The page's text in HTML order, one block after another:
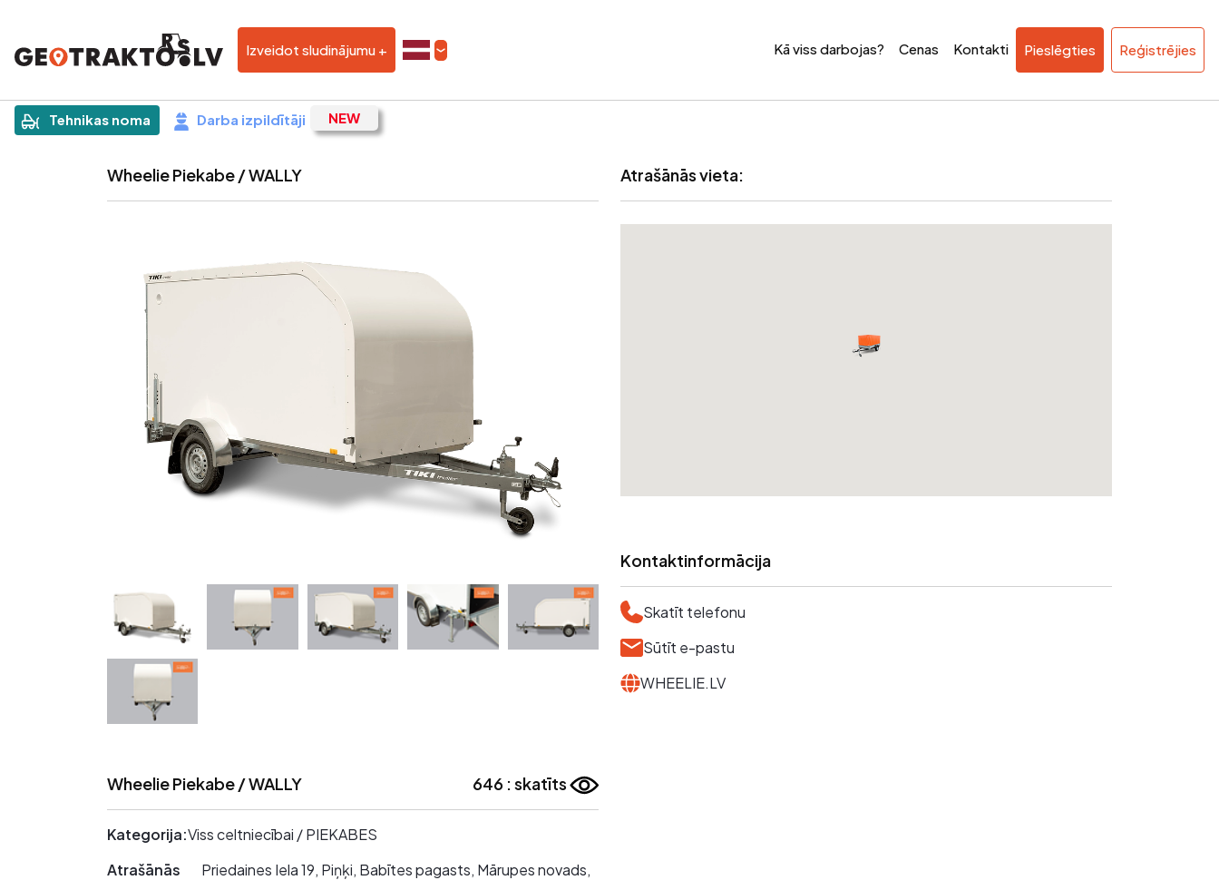
Izveidot sludinājumu + Kā viss darbojas? Cenas Kontakti Pieslēgties Reģistrējies
Tehnikas noma Darba izpildītāji
|Sludinājums
Wheelie Piekabe / WALLY
Wheelie Piekabe / WALLY 646 : skatīts
Kategorija:Viss celtniecībai / PIEKABES
Atrašānās
Priedaines Iela 19, Piņķi, Babītes pagasts, Mārupes novads,
Atrašānās vieta:
Kontaktinformācija
Skatīt telefonu
Sūtīt e-pastu
WHEELIE.LV